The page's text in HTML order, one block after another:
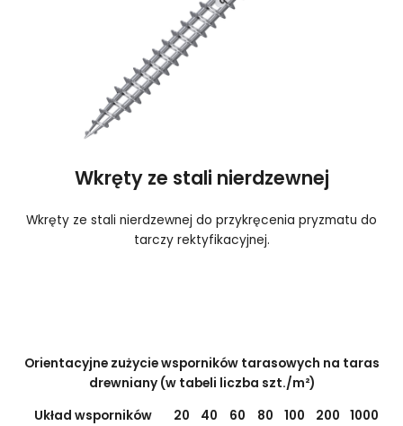
Wkręty ze stali nierdzewnej
Wkręty ze stali nierdzewnej do przykręcenia pryzmatu do
tarczy rektyfikacyjnej.
Orientacyjne zużycie wsporników tarasowych na taras
drewniany (w tabeli liczba szt./m²)
Układ wsporników
20
40
60
80
100
200
1000